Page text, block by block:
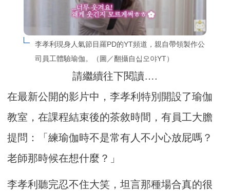
李孝利現身人氣節目羅PD的YT頻道，親自帶領製作公
司員工體驗瑜伽。（圖／翻攝自십오야YT）
請繼續往下閱讀….
在最新公開的影片中，李孝利特別開設了瑜伽
教室，在課程結束後的茶敘時間，有員工大膽
提問：「練瑜伽時不是常有人不小心放屁嗎？
老師那時候在想什麼？」
李孝利聽完忍不住大笑，坦言那種場合真的很